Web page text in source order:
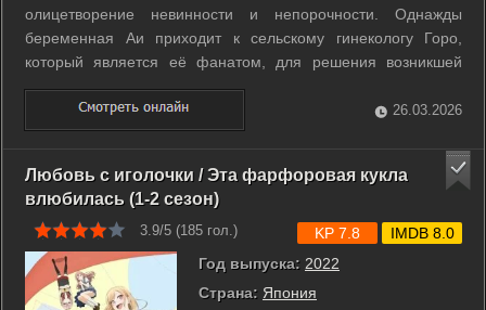
олицетворение невинности и непорочности. Однажды
беременная Аи приходит к сельскому гинекологу Горо,
который является её фанатом, для решения возникшей
«проблемы». Решив помочь девушке, Горо внезапно
умирает, а позже перерождается в её сына-младенца. ...
26.03.2026
Любовь с иголочки / Эта фарфоровая кукла
влюбилась (1-2 сезон)
3.9/5 (185 гол.)
Год выпуска: 2022
Страна: Япония
KP 7.8 IMDB 8.0